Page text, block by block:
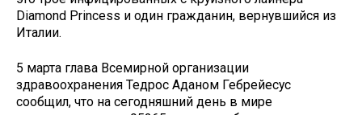
Diamond Princess и один гражданин, вернувшийся из
Италии.
5 марта глава Всемирной организации
здравоохранения Тедрос Аданом Гебрейесус
сообщил, что на сегодняшний день в мире